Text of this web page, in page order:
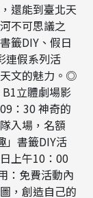
還能到臺北天
不可思議之
籤DIY、假日
連假系列活
文的魅力。◎
立體劇場影
：30 神奇的
入場，名額
」書籤DIY活
上午10：00
：免費活動內
，創造自己的